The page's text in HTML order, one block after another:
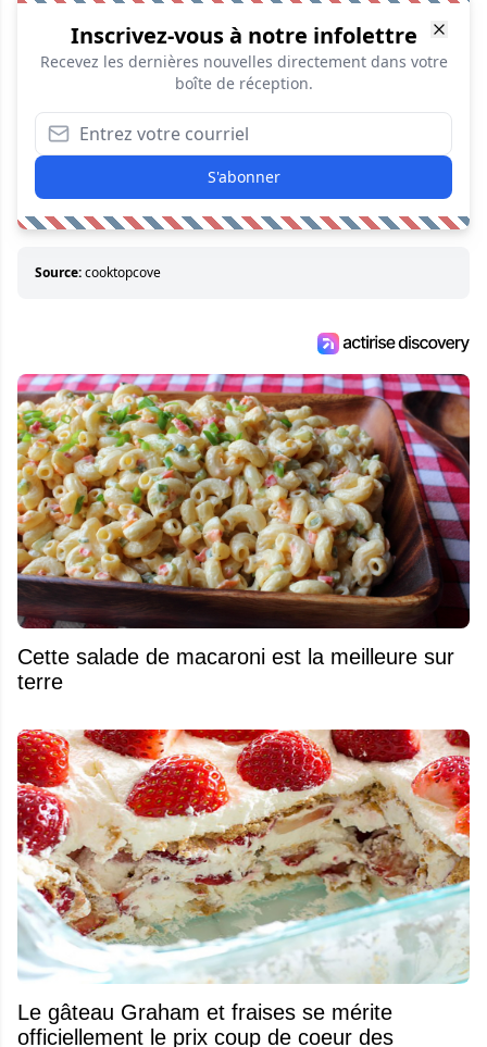
Inscrivez-vous à notre infolettre
Recevez les dernières nouvelles directement dans votre
boîte de réception.
S'abonner
Source:cooktopcove
Cette salade de macaroni est la meilleure sur
terre
Le gâteau Graham et fraises se mérite
officiellement le prix coup de coeur des